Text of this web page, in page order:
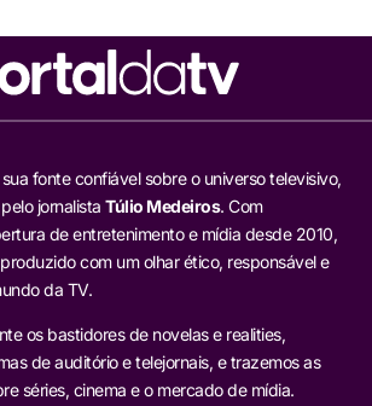
fonte confiável sobre o universo televisivo,
jornalista Túlio Medeiros. Com
de entretenimento e mídia desde 2010,
com um olhar ético, responsável e
da TV.
os bastidores de novelas e realities,
de auditório e telejornais, e trazemos as
séries, cinema e o mercado de mídia.